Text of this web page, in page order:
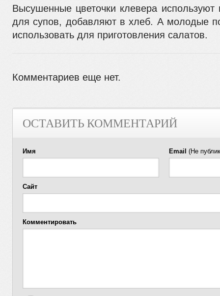
Высушенные цветочки клевера используют
для супов, добавляют в хлеб. А молодые
использовать для приготовления салатов.
Комментариев еще нет.
ОСТАВИТЬ КОММЕНТАРИЙ
Имя Email (Не
Сайт
Комментировать